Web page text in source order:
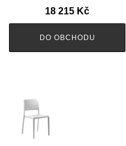
18 215 Kč
DO OBCHODU